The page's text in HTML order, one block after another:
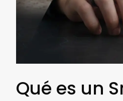
Qué es un